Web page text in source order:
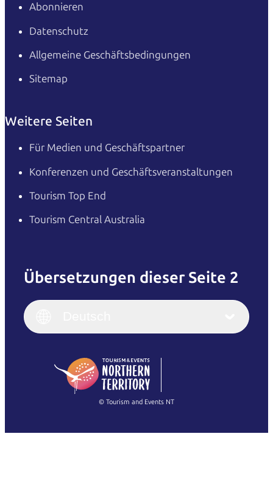
Abonnieren
Datenschutz
Allgemeine Geschäftsbedingungen
Sitemap
Weitere Seiten
Für Medien und Geschäftspartner
Konferenzen und Geschäftsveranstaltungen
Tourism Top End
Tourism Central Australia
Übersetzungen dieser Seite 2
English
(Singapore)
Italiano
繁體中文
© Tourism and Events NT